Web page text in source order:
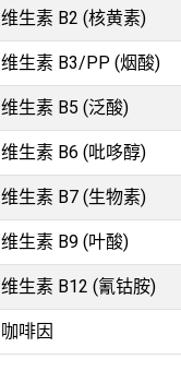
维生素 B2 (核黄素)
维生素 B3/PP (烟酸)
维生素 B5 (泛酸)
维生素 B6 (吡哆醇)
维生素 B7 (生物素)
维生素 B9 (叶酸)
维生素 B12 (氰钴胺)
咖啡因